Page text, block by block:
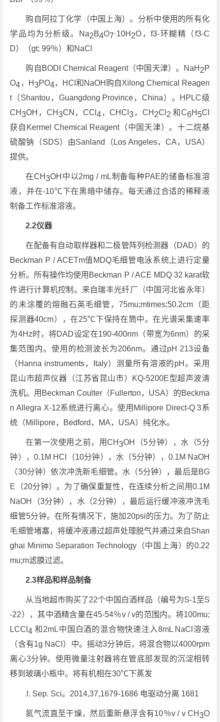
购自阿拉丁化学（中国上海）。分析中使用的所有化
学品均为分析级。Na2B4O7·10H 2O，f3-环糊精（f3-C
D）（gt; 99％）和NaCl
购自BODI Chemical Reagent（中国天津）。NaH 2P
O4，H3PO4，HCl和NaOH购自Xilong Chemical Reagen
t（Shantou，Guangdong Province，China）。HPLC级
CH 3OH，CH3CN，CCl 4，CHCl 3，CH 2Cl 2 和C6H 5Cl
获自Kermel Chemical Reagent（中国天津）。十二烷基
硫酸钠（SDS）由Sanland（Los Angeles，CA，USA）
提供。
在CH3OH中以2mg / mL制备每种PAE的储备标准溶
液，并在-10℃下在黑暗中储存。每天通过合适的稀释液
制备工作标准溶液。
2.2仪器
在配备有自动取样器和二极管阵列检测器（DAD）的
Beckman P / ACETm值MDQ毛细管电泳系统上进行定量
分析。所有操作均使用Beckman P / ACE MDQ 32 karat软
件进行计算机控制。来自瑞丰光纤厂（中国河北省永年）
的未涂覆的熔融石英毛细管，75mu;mtimes;50.2cm（距
探测器40cm），在25℃下保持在筒中。在光谱采集速率
为4Hz时，将DAD设定在190-400nm（带宽为6nm）的采
集范围内。使用的检测波长为206nm。通过pH 213设备
（Hanna instruments，Italy）测量所有溶液的pH。采用
昆山市超声仪器（江苏省昆山市）KQ-5200E型超声波清
洗机。用Beckman Coulter（Fullerton，USA）的Beckma
n Allegra X-12系统进行离心。使用Millipore Direct-Q 3系
统（Millipore，Bedford，MA，USA）纯化水。
在第一次使用之前，用CH3OH（5分钟），水（5分
钟），0.1M HCl（10分钟），水（5分钟），0.1M NaOH
（30分钟）依次冲洗新毛细管。水（5分钟），最后是BG
E（20分钟）。为了确保重复性，在连续分析之间用0.1M
NaOH（3分钟），水（2分钟），最后运行缓冲液冲洗毛
细管5分钟。在所有情况下，施加20psi的压力。为了防止
毛细管堵塞，将缓冲液通过超声处理脱气并通过来自Shan
ghai Minimo Separation Technology（中国上海）的0.22
mu;m滤膜过滤。
2.3样品和样品制备
从当地超市购买了22个中国白酒样品（编号为S-1至S
-22），其中酒精含量在45-54％v / v的范围内。将100mu;
LCCl 4 和2mL中国白酒的混合物快速注入8mL NaCl溶液
（含有1g NaCl）中。摇动3分钟后，将混合物以4000rpm
离心3分钟。使用微量注射器将在管底部发现的沉淀相转
移到玻璃小瓶中。将有机相在30℃下蒸发
J. Sep. Sci。2014,37,1679-1686 电驱动分离 1681
氮气流直至干燥，然后重新悬浮含有10％v / v CH3O